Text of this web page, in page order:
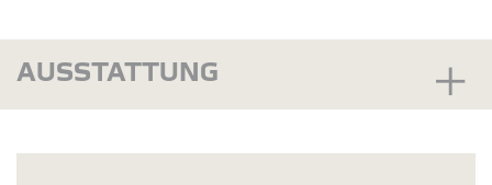
AUSSTATTUNG